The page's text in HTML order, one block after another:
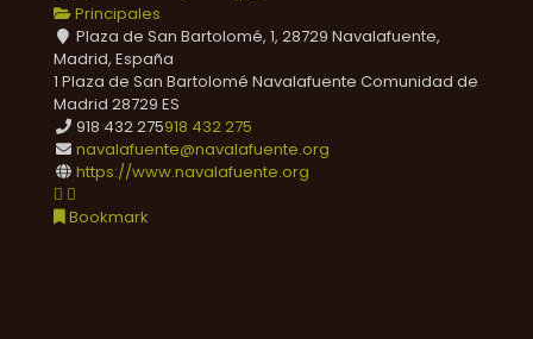
Principales
Plaza de San Bartolomé, 1, 28729 Navalafuente,
Madrid, España
1 Plaza de San Bartolomé Navalafuente Comunidad de
Madrid 28729 ES
918 432 275918 432 275
navalafuente@navalafuente.org
https://www.navalafuente.org
Bookmark